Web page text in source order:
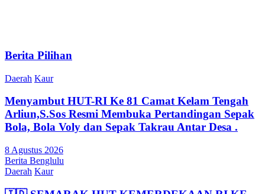
Berita Pilihan
Daerah Kaur
Menyambut HUT-RI Ke 81 Camat Kelam Tengah
Arliun,S.Sos Resmi Membuka Pertandingan Sepak
Bola, Bola Voly dan Sepak Takrau Antar Desa .
8 Agustus 2026
Berita Benglulu
Daerah Kaur